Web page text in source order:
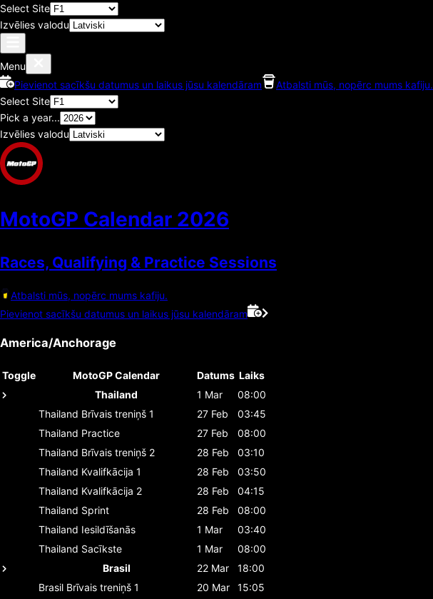
Select Site
Izvēlies valodu
Menu
Pievienot sacīkšu datumus un laikus jūsu kalendāram
Atbalsti mūs, nopērc mums kafiju.
Select Site
Pick a year...
Izvēlies valodu
MotoGP Calendar 2026
Races, Qualifying & Practice Sessions
Atbalsti mūs, nopērc mums kafiju.
Pievienot sacīkšu datumus un laikus jūsu kalendāram
America/Anchorage
Toggle MotoGP Calendar Datums Laiks
Thailand
1 Mar
08:00
Thailand Brīvais treniņš 1 27 Feb
03:45
Thailand Practice 27 Feb
08:00
Thailand Brīvais treniņš 2 28 Feb
03:10
Thailand Kvalifkācija 1 28 Feb
03:50
Thailand Kvalifkācija 2 28 Feb
04:15
Thailand Sprint 28 Feb
08:00
Thailand Iesildīšanās 1 Mar
03:40
Thailand Sacīkste 1 Mar
08:00
Brasil
22 Mar
18:00
Brasil Brīvais treniņš 1 20 Mar
15:05